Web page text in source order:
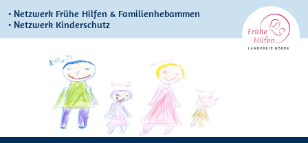
• Netzwerk Frühe Hilfen & Familienhebammen
• Netzwerk Kinderschutz